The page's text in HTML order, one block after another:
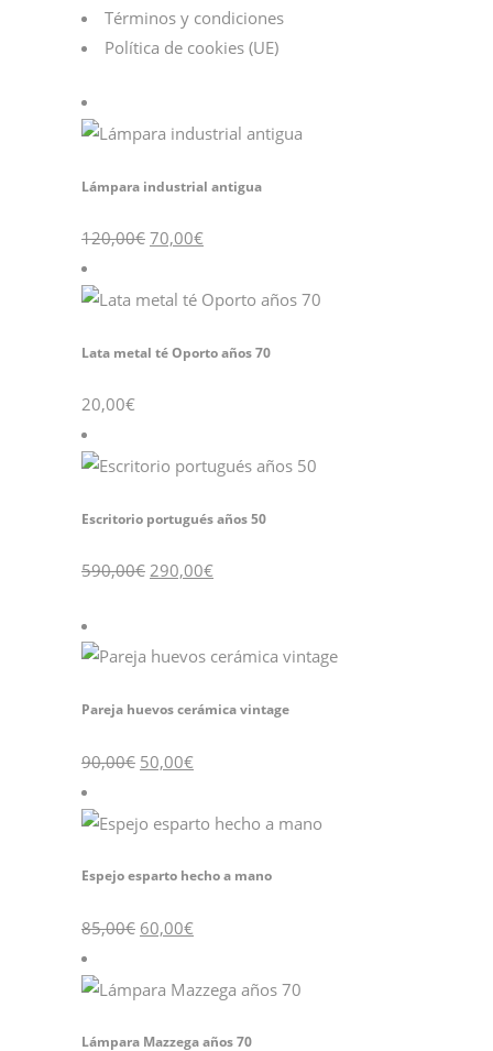
Términos y condiciones
Política de cookies (UE)
Lámpara industrial antigua
120,00€ 70,00€
Lata metal té Oporto años 70
20,00€
Escritorio portugués años 50
590,00€ 290,00€
Pareja huevos cerámica vintage
90,00€ 50,00€
Espejo esparto hecho a mano
85,00€ 60,00€
Lámpara Mazzega años 70